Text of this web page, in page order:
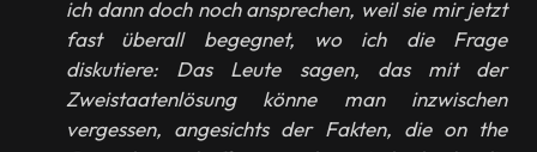
ich dann doch noch ansprechen, weil sie mir jetzt
fast überall begegnet, wo ich die Frage
diskutiere: Das Leute sagen, das mit der
Zweistaatenlösung könne man inzwischen
vergessen, angesichts der Fakten, die on the